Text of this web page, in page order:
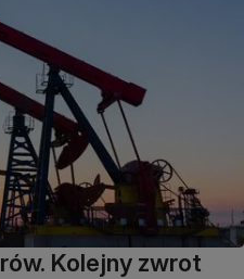
Kolejny zwrot